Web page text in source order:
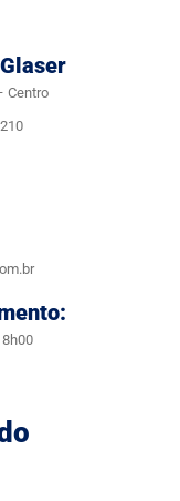
Centro